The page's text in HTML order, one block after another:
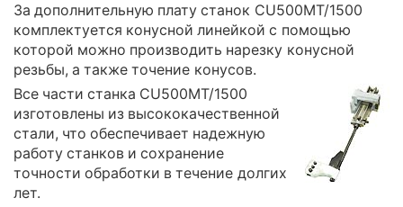
За дополнительную плату станок CU500MT/1500
комплектуется конусной линейкой с помощью
которой можно производить нарезку конусной
резьбы, а также точение конусов.
Все части станка CU500MT/1500
изготовлены из высококачественной
стали, что обеспечивает надежную
работу станков и сохранение
точности обработки в течение долгих
лет.